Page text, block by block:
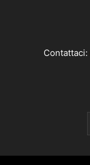
Contattaci: